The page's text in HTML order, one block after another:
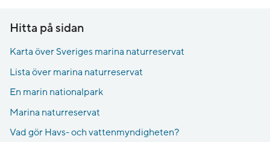
Hitta på sidan
Karta över Sveriges marina naturreservat
Lista över marina naturreservat
En marin nationalpark
Marina naturreservat
Vad gör Havs- och vattenmyndigheten?​